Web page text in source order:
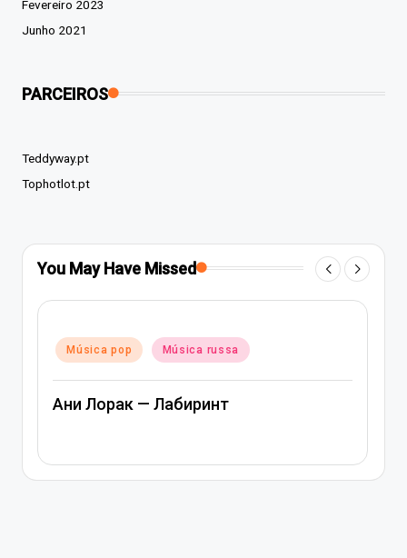
Fevereiro 2023
Junho 2021
PARCEIROS
Teddyway.pt
Tophotlot.pt
You May Have Missed
in
Música pop Música rap e hip-hop
Música russa
Артем Качер Ани Лорак – Материк